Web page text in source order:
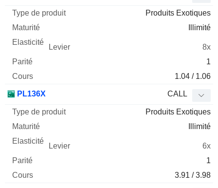
Produits Exotiques
Illimité
8x
1
1.04 / 1.06
PL136X CALL
Produits Exotiques
Illimité
6x
1
3.91 / 3.98